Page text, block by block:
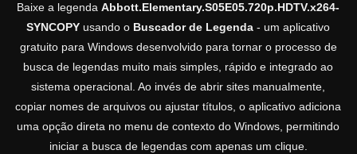
Baixe a legenda Abbott.Elementary.S05E05.720p.HDTV.x264-
SYNCOPY usando o Buscador de Legenda - um aplicativo
gratuito para Windows desenvolvido para tornar o processo de
busca de legendas muito mais simples, rápido e integrado ao
sistema operacional. Ao invés de abrir sites manualmente,
copiar nomes de arquivos ou ajustar títulos, o aplicativo adiciona
uma opção direta no menu de contexto do Windows, permitindo
iniciar a busca de legendas com apenas um clique.